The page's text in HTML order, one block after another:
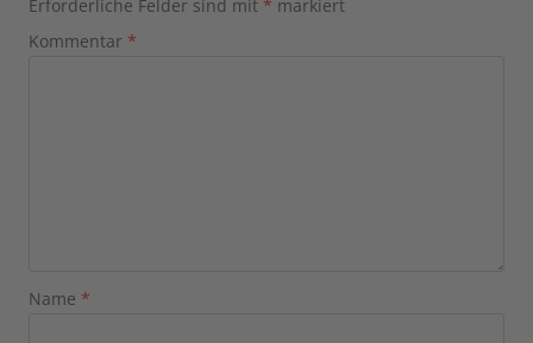
Erforderliche Felder sind mit * markiert
Kommentar *
Name *